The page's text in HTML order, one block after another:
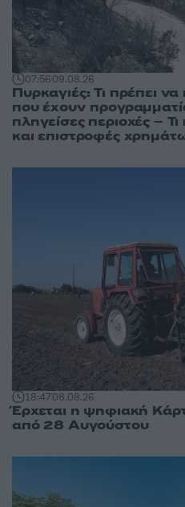
07:5609.08.26
Πυρκαγιές: Τι πρέπει να
που έχουν
πληγείσες περιοχές –
και επιστροφές
18:4708.08.26
Έρχεται η ψηφιακή
από 28 Αυγούστου